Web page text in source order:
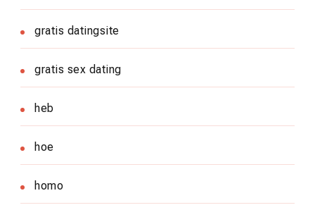
gratis datingsite
gratis sex dating
heb
hoe
homo